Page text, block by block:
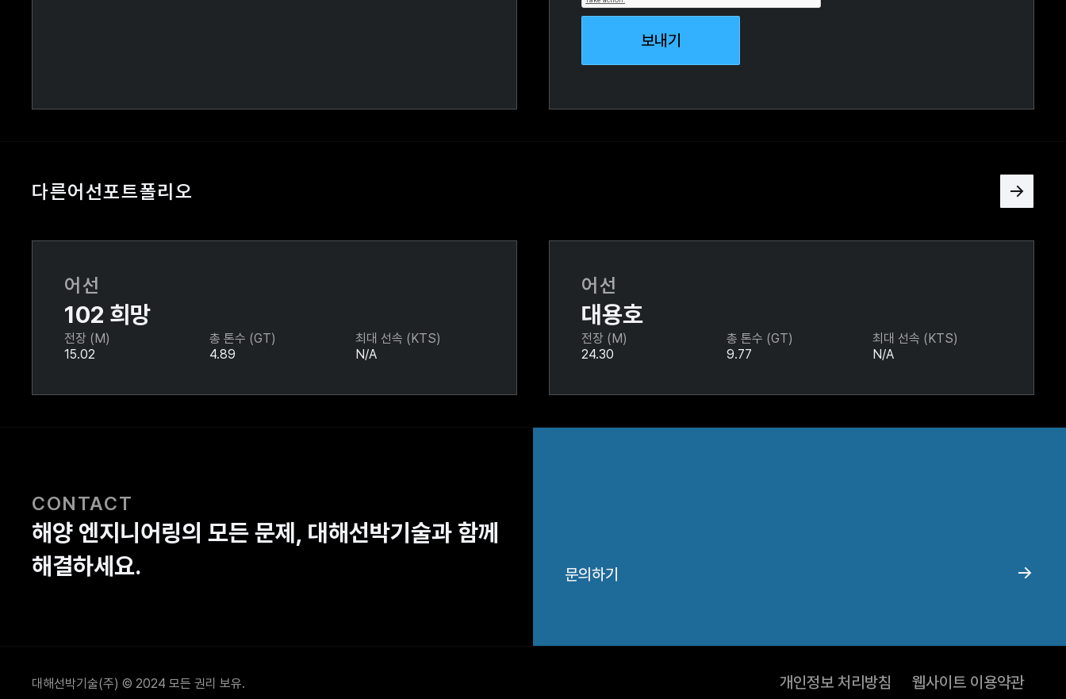
다른어선포트폴리오
어선
102 희망
전장 (M)
15.02
총 톤수 (GT)
4.89
최대 선속 (KTS)
N/A
어선
대용호
전장 (M)
24.30
총 톤수 (GT)
9.77
최대 선속 (KTS)
N/A
CONTACT
해양 엔지니어링의 모든 문제, 대해선박기술과 함께
해결하세요.
문의하기
대해선박기술(주) © 2024 모든 권리 보유. 개인정보 처리방침 웹사이트 이용약관